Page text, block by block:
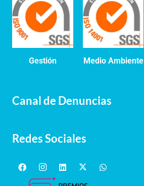
Gestión Medio Ambiente
Canal de Denuncias
Redes Sociales